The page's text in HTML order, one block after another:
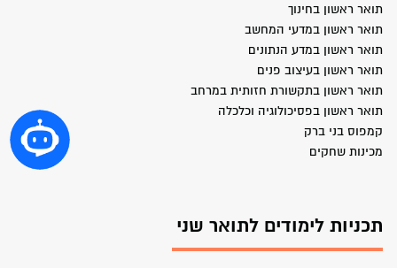
תואר ראשון בחינוך
תואר ראשון במדעי המחשב
תואר ראשון במדע הנתונים
תואר ראשון בעיצוב פנים
תואר ראשון בתקשורת חזותית במרחב
תואר ראשון בפסיכולוגיה וכלכלה
קמפוס בני ברק
מכינות שחקים
תכניות לימודים לתואר שני